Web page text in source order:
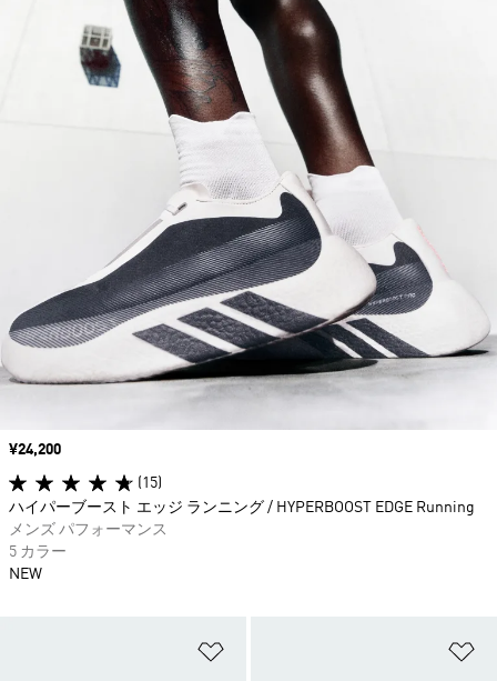
価格
¥24,200
(15)
ハイパーブースト エッジ ランニング / HYPERBOOST EDGE Running
メンズ パフォーマンス
5 カラー
NEW